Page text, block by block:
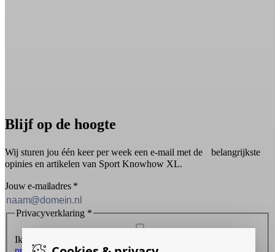
Blijf op de hoogte
Wij sturen jou één keer per week een e-mail met de belangrijkste
opinies en artikelen van Sport Knowhow XL.
Jouw e-mailadres *
Privacyverklaring *
Ik ontvang graag de nieuwsbrief en ga akkoord met de